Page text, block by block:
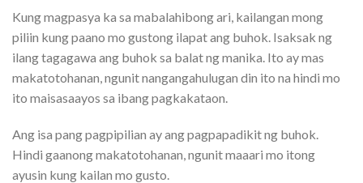
Kung magpasya ka sa mabalahibong ari, kailangan mong
piliin kung paano mo gustong ilapat ang buhok. Isaksak ng
ilang tagagawa ang buhok sa balat ng manika. Ito ay mas
makatotohanan, ngunit nangangahulugan din ito na hindi mo
ito maisasaayos sa ibang pagkakataon.
Ang isa pang pagpipilian ay ang pagpapadikit ng buhok.
Hindi gaanong makatotohanan, ngunit maaari mo itong
ayusin kung kailan mo gusto.